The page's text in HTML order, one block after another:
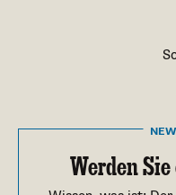
Werden